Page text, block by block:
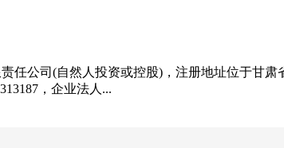
任公司(自然人投资或控股)，注册地址位于甘
，企业法人...